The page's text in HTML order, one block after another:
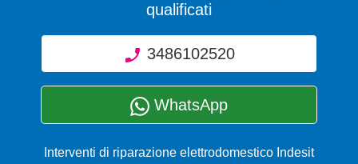
qualificati
3486102520
WhatsApp
Interventi di riparazione elettrodomestico Indesit